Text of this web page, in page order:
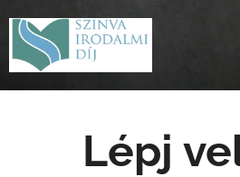
Lépj